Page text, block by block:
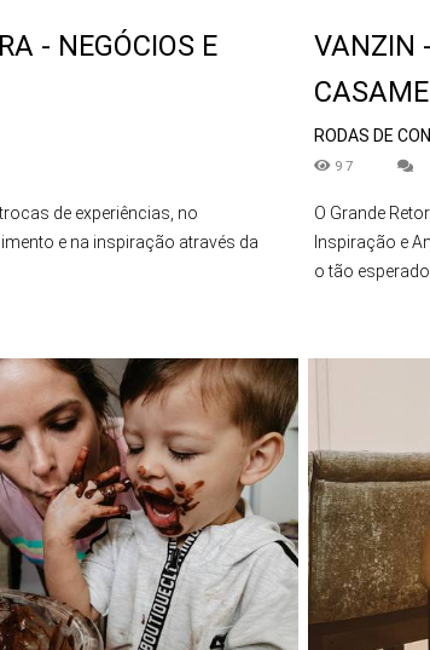
- NEGÓCIOS E
de experiências, no
e na inspiração através da
VANZIN
RODAS DE
97
O Grande
Inspiração e
o tão